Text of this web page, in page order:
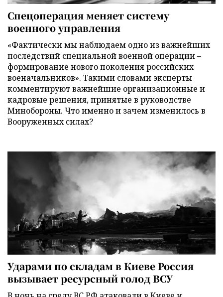
Спецоперация меняет систему
военного управления
«Фактически мы наблюдаем одно из важнейших
последствий специальной военной операции –
формирование нового поколения российских
военачальников». Такими словами эксперты
комментируют важнейшие организационные и
кадровые решения, принятые в руководстве
Минобороны. Что именно и зачем изменилось в
Вооруженных силах?
Ударами по складам в Киеве Россия
вызывает ресурсный голод ВСУ